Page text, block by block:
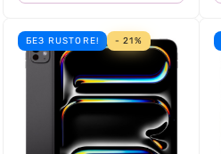
БЕЗ RUSTORE! - 21%